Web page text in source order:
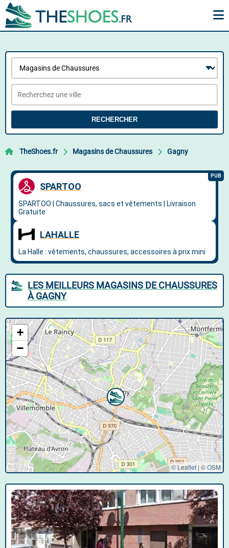
RECHERCHER
TheShoes.fr Magasins de Chaussures Gagny
LES MEILLEURS MAGASINS DE CHAUSSURES
À GAGNY
+
−
© Leaflet | ©OSM